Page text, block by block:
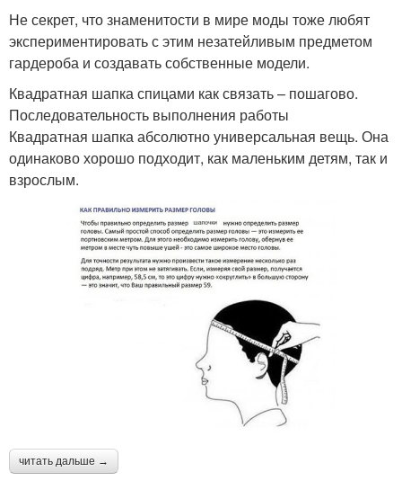
Не секрет, что знаменитости в мире моды тоже любят
экспериментировать с этим незатейливым предметом
гардероба и создавать собственные модели.
Квадратная шапка спицами как связать – пошагово.
Последовательность выполнения работы
Квадратная шапка абсолютно универсальная вещь. Она
одинаково хорошо подходит, как маленьким детям, так и
взрослым.
читать дальше →